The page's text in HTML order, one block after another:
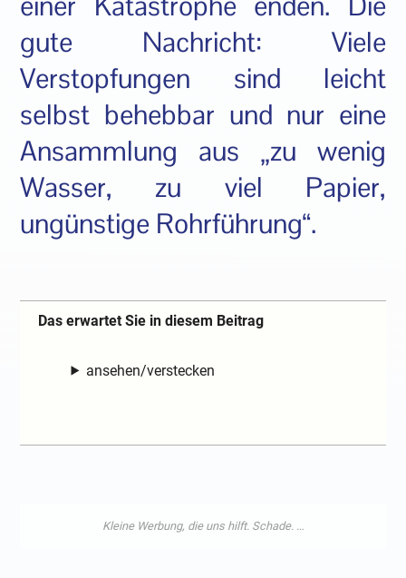
gute Nachricht: Viele
Verstopfungen sind leicht
selbst behebbar und nur eine
Ansammlung aus „zu wenig
Wasser, zu viel Papier,
ungünstige Rohrführung“.
Das erwartet Sie in diesem Beitrag
ansehen/verstecken